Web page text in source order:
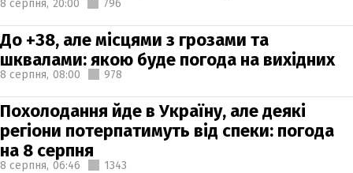
8 серпня, 20:00 796
До +38, але місцями з грозами та
шквалами: якою буде погода на вихідних
8 серпня, 08:00 978
Похолодання йде в Україну, але деякі
регіони потерпатимуть від спеки: погода
на 8 серпня
8 серпня, 06:46 1343